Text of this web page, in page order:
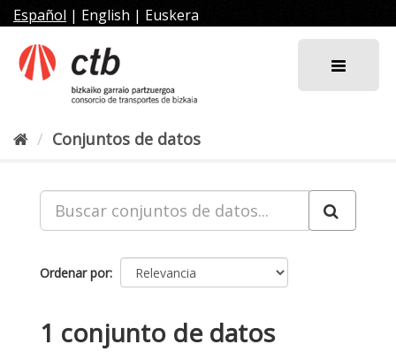
al
contenido
Español | English | Euskera
Conjuntos de datos
Ordenar por
1 conjunto de datos